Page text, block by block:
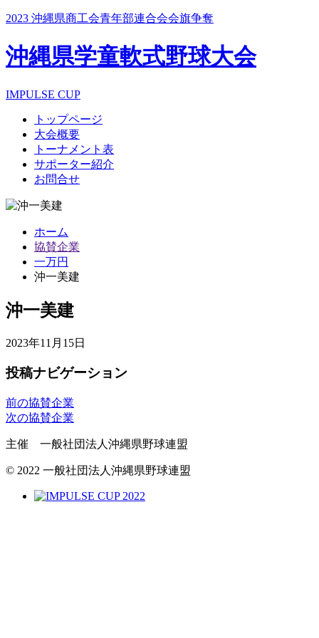
2023 沖縄県商工会青年部連合会会旗争奪
沖縄県学童軟式野球大会
IMPULSE CUP
トップページ
大会概要
トーナメント表
サポーター紹介
お問合せ
ホーム
協賛企業
一万円
沖一美建
沖一美建
2023年11月15日
投稿ナビゲーション
前の協賛企業
次の協賛企業
主催 一般社団法人沖縄県野球連盟
© 2022 一般社団法人沖縄県野球連盟